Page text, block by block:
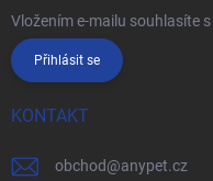
Vložením e-mailu souhlasíte s
Přihlásit se
KONTAKT
obchod@anypet.cz